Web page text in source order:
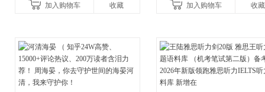
加入购物车 收藏 加入购物车 收藏